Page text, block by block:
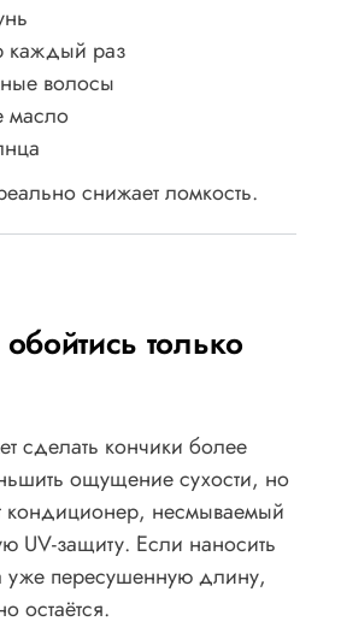
раз
волосы
масло
снижает ломкость.
только
сделать кончики более
ощущение сухости, но
кондиционер, несмываемый
UV-защиту. Если наносить
уже пересушенную длину,
остаётся.